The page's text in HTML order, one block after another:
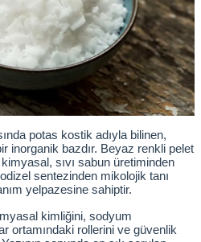
potas kostik adıyla bilinen,
inorganik bazdır. Beyaz renkli pelet
sıvı sabun üretiminden
sentezinden mikolojik tanı
yelpazesine sahiptir.
kimliğini, sodyum
ortamındaki rollerini ve güvenlik